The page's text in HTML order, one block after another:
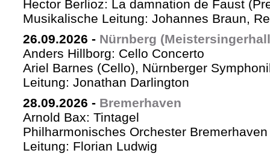
Hector Berlioz: La damnation de Faust
Musikalische Leitung: Johannes Braun,
26.09.2026 - Nürnberg
Anders Hillborg: Cello Concerto
Ariel Barnes (Cello), Nürnberger
Leitung: Jonathan Darlington
28.09.2026 - Bremerhaven
Arnold Bax: Tintagel
Philharmonisches Orchester
Leitung: Florian Ludwig